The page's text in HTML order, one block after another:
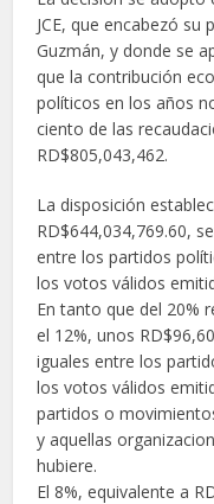
JCE, que encabezó su
Guzmán, y donde se
que la contribución
políticos en los años
ciento de las
RD$805,043,462.
La disposición
RD$644,034,769.60,
entre los partidos
los votos válidos
En tanto que del 20%
el 12%, unos
iguales entre los
los votos válidos
partidos o
y aquellas
hubiere.
El 8%, equivalente a